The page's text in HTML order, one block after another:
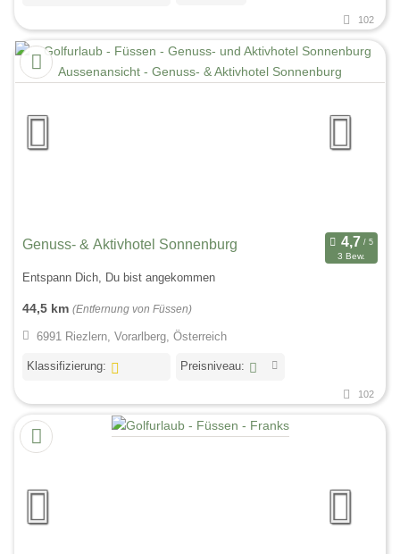
102
Genuss- & Aktivhotel Sonnenburg
3 Bew.
Entspann Dich, Du bist angekommen
44,5 km (Entfernung von Füssen)
6991 Riezlern, Vorarlberg, Österreich
Klassifizierung: Preisniveau:
102